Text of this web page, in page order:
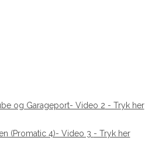
og Garageport- Video 2 - Tryk her
(Promatic 4)- Video 3 - Tryk her